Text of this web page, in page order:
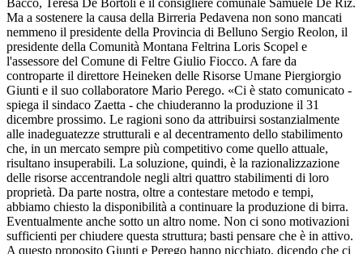
Ma a sostenere la causa della Birreria Pedavena non sono mancati
nemmeno il presidente della Provincia di Belluno Sergio Reolon, il
presidente della Comunità Montana Feltrina Loris Scopel e
l'assessore del Comune di Feltre Giulio Fiocco. A fare da
controparte il direttore Heineken delle Risorse Umane Piergiorgio
Giunti e il suo collaboratore Mario Perego. «Ci è stato comunicato -
spiega il sindaco Zaetta - che chiuderanno la produzione il 31
dicembre prossimo. Le ragioni sono da attribuirsi sostanzialmente
alle inadeguatezze strutturali e al decentramento dello stabilimento
che, in un mercato sempre più competitivo come quello attuale,
risultano insuperabili. La soluzione, quindi, è la razionalizzazione
delle risorse accentrandole negli altri quattro stabilimenti di loro
proprietà. Da parte nostra, oltre a contestare metodo e tempi,
abbiamo chiesto la disponibilità a continuare la produzione di birra.
Eventualmente anche sotto un altro nome. Non ci sono motivazioni
sufficienti per chiudere questa struttura; basti pensare che è in attivo.
A questo proposito Giunti e Perego hanno nicchiato, dicendo che ci